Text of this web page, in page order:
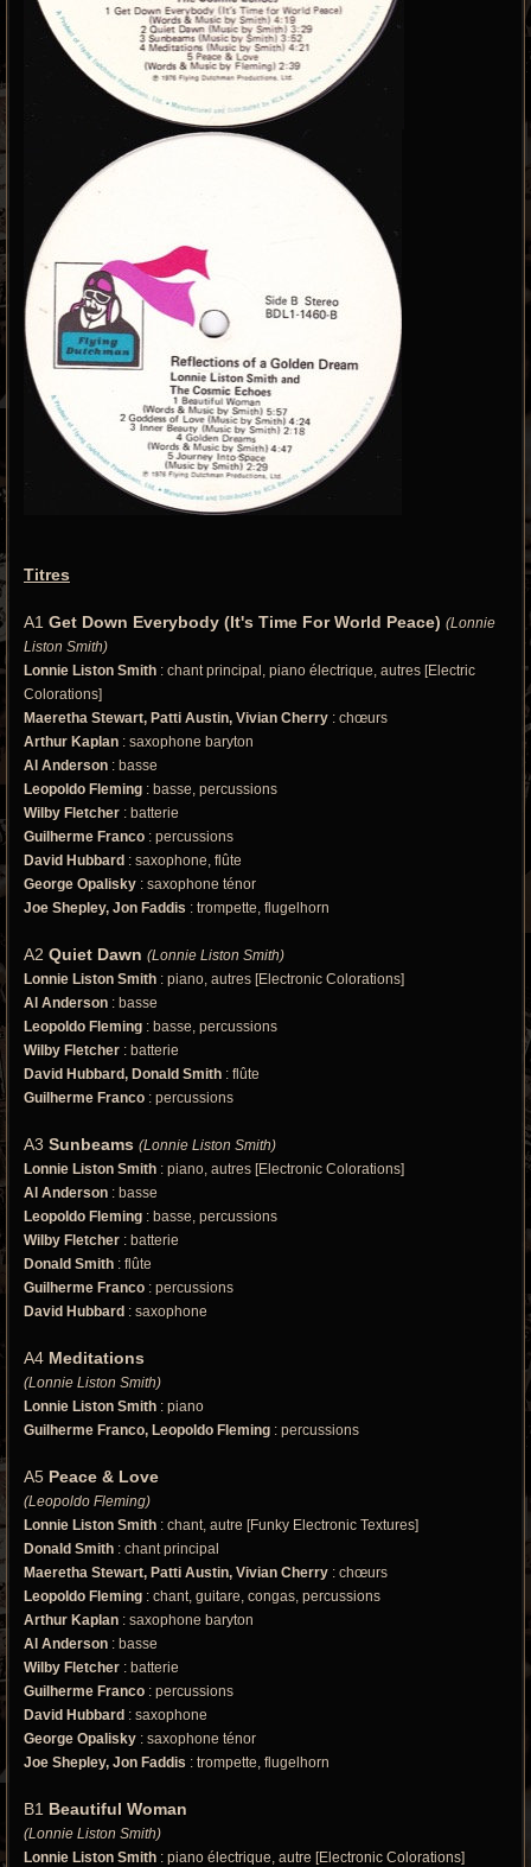
Titres
A1 Get Down Everybody (It's Time For World Peace) (Lonnie
Liston Smith)
Lonnie Liston Smith : chant principal, piano électrique, autres [Electric
Colorations]
Maeretha Stewart, Patti Austin, Vivian Cherry : chœurs
Arthur Kaplan : saxophone baryton
Al Anderson : basse
Leopoldo Fleming : basse, percussions
Wilby Fletcher : batterie
Guilherme Franco : percussions
David Hubbard : saxophone, flûte
George Opalisky : saxophone ténor
Joe Shepley, Jon Faddis : trompette, flugelhorn
A2 Quiet Dawn (Lonnie Liston Smith)
Lonnie Liston Smith : piano, autres [Electronic Colorations]
Al Anderson : basse
Leopoldo Fleming : basse, percussions
Wilby Fletcher : batterie
David Hubbard, Donald Smith : flûte
Guilherme Franco : percussions
A3 Sunbeams (Lonnie Liston Smith)
Lonnie Liston Smith : piano, autres [Electronic Colorations]
Al Anderson : basse
Leopoldo Fleming : basse, percussions
Wilby Fletcher : batterie
Donald Smith : flûte
Guilherme Franco : percussions
David Hubbard : saxophone
A4 Meditations
(Lonnie Liston Smith)
Lonnie Liston Smith : piano
Guilherme Franco, Leopoldo Fleming : percussions
A5 Peace & Love
(Leopoldo Fleming)
Lonnie Liston Smith : chant, autre [Funky Electronic Textures]
Donald Smith : chant principal
Maeretha Stewart, Patti Austin, Vivian Cherry : chœurs
Leopoldo Fleming : chant, guitare, congas, percussions
Arthur Kaplan : saxophone baryton
Al Anderson : basse
Wilby Fletcher : batterie
Guilherme Franco : percussions
David Hubbard : saxophone
George Opalisky : saxophone ténor
Joe Shepley, Jon Faddis : trompette, flugelhorn
B1 Beautiful Woman
(Lonnie Liston Smith)
Lonnie Liston Smith : piano électrique, autre [Electronic Colorations]